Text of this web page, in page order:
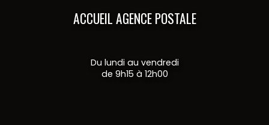
ACCUEIL AGENCE POSTALE
Du lundi au vendredi
de 9h15 à 12h00